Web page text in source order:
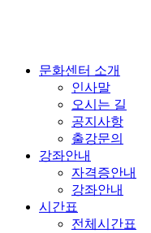
문화센터 소개
인사말
오시는 길
공지사항
출강문의
강좌안내
자격증안내
강좌안내
시간표
전체시간표